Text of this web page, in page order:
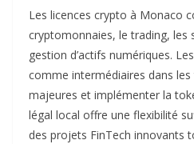
Les licences crypto à Monaco
cryptomonnaies, le trading, les
gestion d’actifs numériques.
comme intermédiaires dans
majeures et implémenter la
légal local offre une flexibilité
des projets FinTech innovants